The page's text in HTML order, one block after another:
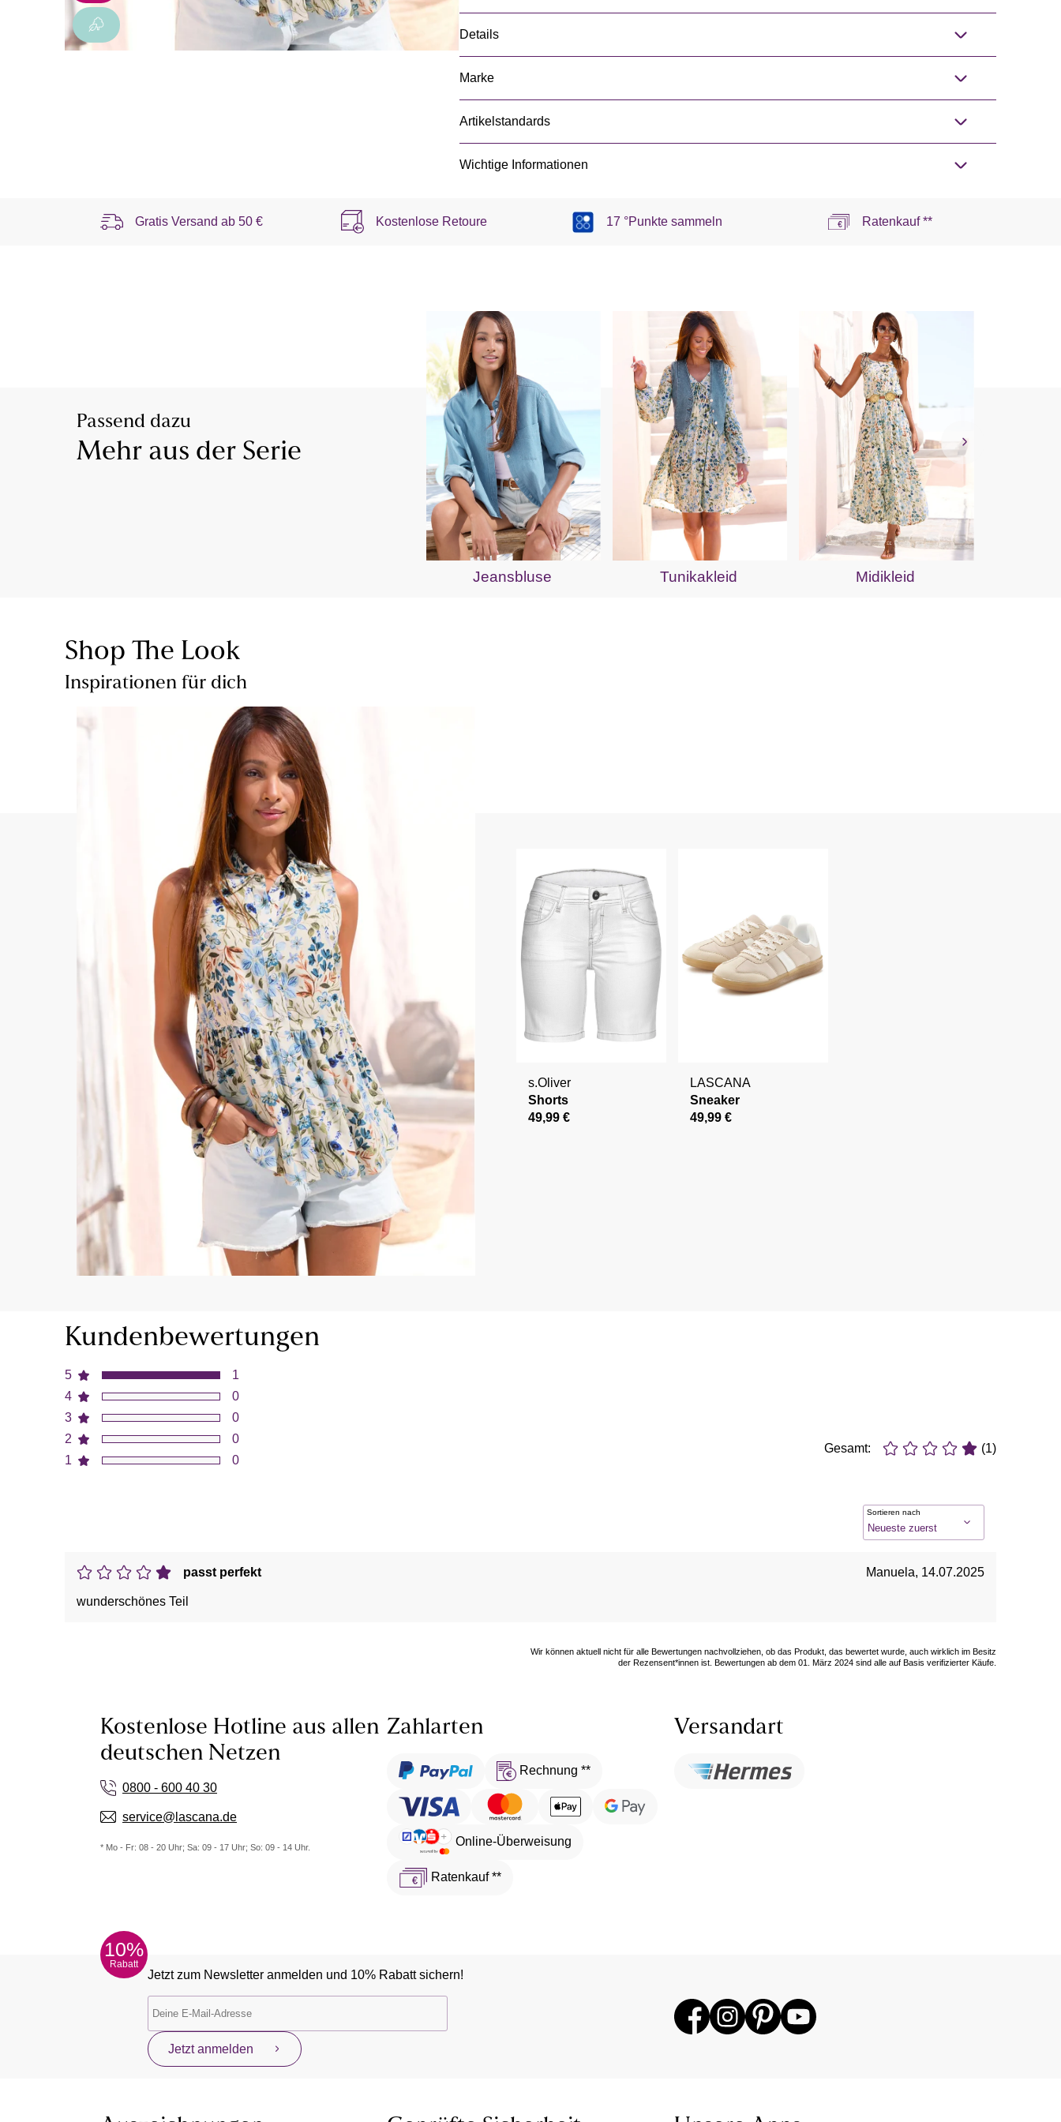
Details
Marke
Artikelstandards
Wichtige Informationen
Gratis Versand ab 50 € Kostenlose Retoure 17 °Punkte sammeln Ratenkauf **
Passend dazu
Mehr aus der Serie
Jeansbluse Tunikakleid Midikleid
Shop The Look
Inspirationen für dich
s.Oliver
Shorts
49,99 €
LASCANA
Sneaker
49,99 €
Kundenbewertungen
5
4
3
2
1
1
0
0
0
0
Gesamt: (1)
Sortieren nach
passt perfekt Manuela, 14.07.2025
wunderschönes Teil
Wir können aktuell nicht für alle Bewertungen nachvollziehen, ob das Produkt, das bewertet wurde, auch wirklich im Besitz
der Rezensent*innen ist. Bewertungen ab dem 01. März 2024 sind alle auf Basis verifizierter Käufe.
Kostenlose Hotline aus allen
deutschen Netzen
0800 - 600 40 30
service@lascana.de
* Mo - Fr: 08 - 20 Uhr; Sa: 09 - 17 Uhr; So: 09 - 14 Uhr.
Zahlarten
Rechnung **
Online-Überweisung
Ratenkauf **
Versandart
10%
Rabatt
Jetzt zum Newsletter anmelden und 10% Rabatt sichern!
Jetzt anmelden